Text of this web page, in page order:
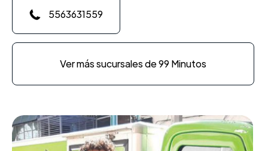
5563631559
Ver más sucursales de 99 Minutos